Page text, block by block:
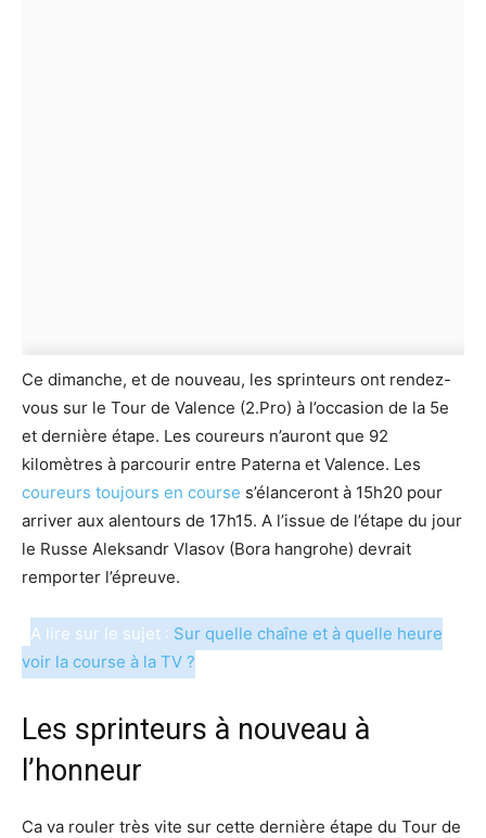
Ce dimanche, et de nouveau, les sprinteurs ont rendez-
vous sur le Tour de Valence (2.Pro) à l’occasion de la 5e
et dernière étape. Les coureurs n’auront que 92
kilomètres à parcourir entre Paterna et Valence. Les
coureurs toujours en course s’élanceront à 15h20 pour
arriver aux alentours de 17h15. A l’issue de l’étape du jour
le Russe Aleksandr Vlasov (Bora hangrohe) devrait
remporter l’épreuve.
A lire sur le sujet : Sur quelle chaîne et à quelle heure
voir la course à la TV ?
Les sprinteurs à nouveau à
l’honneur
Ca va rouler très vite sur cette dernière étape du Tour de